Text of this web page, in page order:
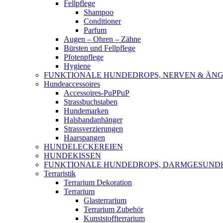
Fellpflege
Shampoo
Conditioner
Parfum
Augen – Ohren – Zähne
Bürsten und Fellpflege
Pfotenpflege
Hygiene
FUNKTIONALE HUNDEDROPS, NERVEN &
Hundeaccessoires
Accessoires-PuPPuP
Strassbuchstaben
Hundemarken
Halsbandanhänger
Strassverzierungen
Haarspangen
HUNDELECKEREIEN
HUNDEKISSEN
FUNKTIONALE HUNDEDROPS,
Terraristik
Terrarium Dekoration
Terrarium
Glasterrarium
Terrarium Zubehör
Kunststoffterrarium